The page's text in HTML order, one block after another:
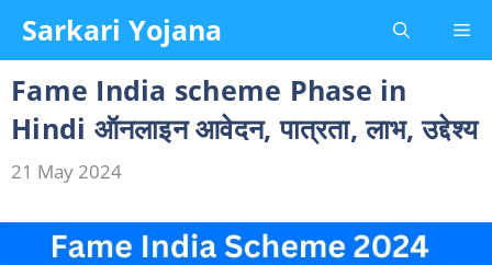
content
Sarkari Yojana
Fame India scheme Phase in
Hindi ऑनलाइन आवेदन, पात्रता, लाभ, उद्देश्य
21 May 2024